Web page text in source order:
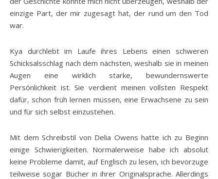
einzige Part, der mir zugesagt hat, der rund um den Tod
war.
Kya durchlebt im Laufe ihres Lebens einen schweren
Schicksalsschlag nach dem nächsten, weshalb sie in meinen
Augen eine wirklich starke, bewundernswerte
Persönlichkeit ist. Sie verdient meinen vollsten Respekt
dafür, schon früh lernen müssen, eine Erwachsene zu sein
und für sich selbst einzustehen.
Mit dem Schreibstil von Delia Owens hatte ich zu Beginn
einige Schwierigkeiten. Normalerweise habe ich absolut
keine Probleme damit, auf Englisch zu lesen, ich bevorzuge
teilweise sogar Bücher in ihrer Originalsprache. Allerdings